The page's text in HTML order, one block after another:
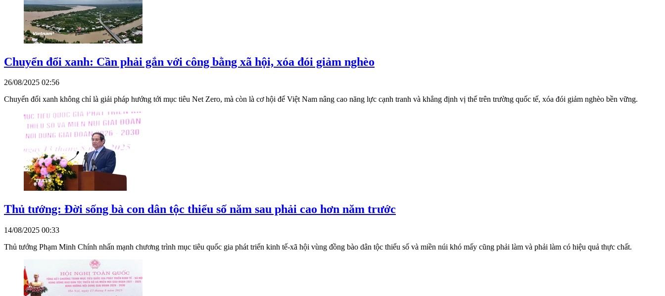
Chuyển đổi xanh: Cần phải gắn với công bằng xã hội, xóa đói giảm nghèo
26/08/2025 02:56
Chuyển đổi xanh không chỉ là giải pháp hướng tới mục tiêu Net Zero, mà còn là cơ hội để Việt Nam nâng cao năng lực cạnh tranh và khẳng định vị thế trên trường quốc tế, xóa đói giảm nghèo bền vững.
Thủ tướng: Đời sống bà con dân tộc thiểu số năm sau phải cao hơn năm trước
14/08/2025 00:33
Thủ tướng Phạm Minh Chính nhấn mạnh chương trình mục tiêu quốc gia phát triển kinh tế-xã hội vùng đồng bào dân tộc thiểu số và miền núi khó mấy cũng phải làm và phải làm có hiệu quả thực chất.